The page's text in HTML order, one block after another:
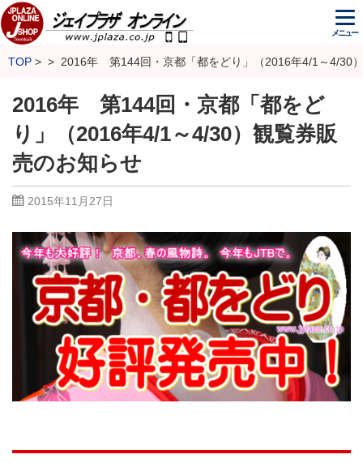
メニュー
TOP 2016年 第144回・京都「都をどり」（2016年4/1～4/30
2016年 第144回・京都「都をど
り」（2016年4/1～4/30）観覧券販
売のお知らせ
2015年11月27日